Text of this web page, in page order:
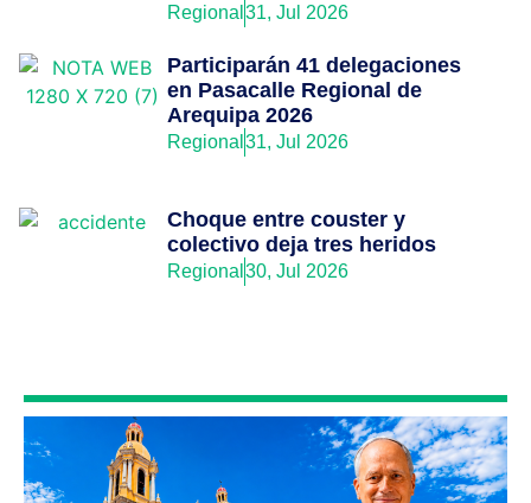
Regional 31, Jul 2026
Participarán 41 delegaciones
en Pasacalle Regional de
Arequipa 2026
Regional 31, Jul 2026
Choque entre couster y
colectivo deja tres heridos
Regional 30, Jul 2026